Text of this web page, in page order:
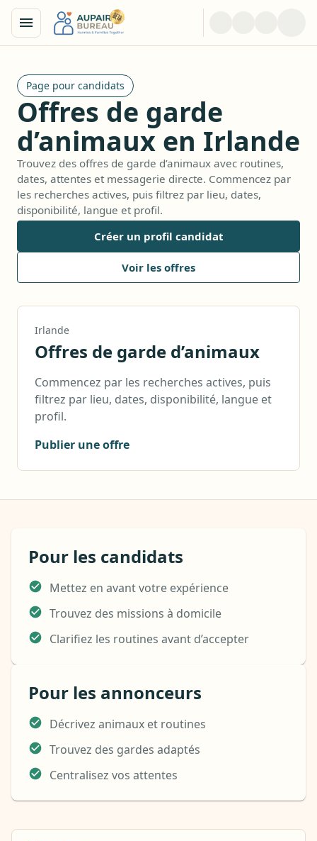
Page pour candidats
Offres de garde
d’animaux en Irlande
Trouvez des offres de garde d’animaux avec routines,
dates, attentes et messagerie directe. Commencez par
les recherches actives, puis filtrez par lieu, dates,
disponibilité, langue et profil.
Créer un profil candidat
Voir les offres
Irlande
Offres de garde d’animaux
Commencez par les recherches actives, puis
filtrez par lieu, dates, disponibilité, langue et
profil.
Publier une offre
Pour les candidats
Mettez en avant votre expérience
Trouvez des missions à domicile
Clarifiez les routines avant d’accepter
Pour les annonceurs
Décrivez animaux et routines
Trouvez des gardes adaptés
Centralisez vos attentes